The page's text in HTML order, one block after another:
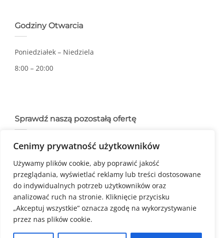
Cenimy prywatność użytkowników
Używamy plików cookie, aby poprawić jakość
przeglądania, wyświetlać reklamy lub treści dostosowane
do indywidualnych potrzeb użytkowników oraz
analizować ruch na stronie. Kliknięcie przycisku
„Akceptuj wszystkie” oznacza zgodę na wykorzystywanie
przez nas plików cookie.
Godziny Otwarcia
Poniedziałek – Niedziela
8:00 – 20:00
Sprawdź naszą pozostałą ofertę
Restauracja |Eventy
Regulamin Pola Golfowego
Regulamin Obiektu
Regulamin Driving Range
Regulamin Członkostwa